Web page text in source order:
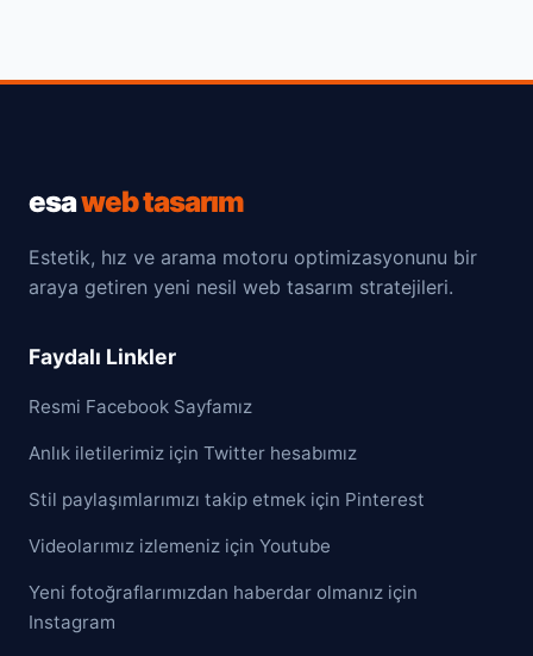
esaweb tasarım
Estetik, hız ve arama motoru optimizasyonunu bir
araya getiren yeni nesil web tasarım stratejileri.
Faydalı Linkler
Resmi Facebook Sayfamız
Anlık iletilerimiz için Twitter hesabımız
Stil paylaşımlarımızı takip etmek için Pinterest
Videolarımız izlemeniz için Youtube
Yeni fotoğraflarımızdan haberdar olmanız için
Instagram